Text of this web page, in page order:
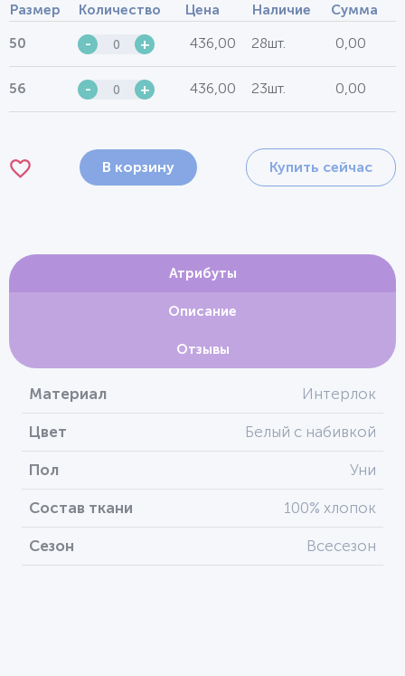
Размер Количество Цена Наличие Сумма
50 - + 436,00 28шт. 0,00
56 - + 436,00 23шт. 0,00
В корзину Купить сейчас
Атрибуты
Описание
Отзывы
Материал Интерлок
Цвет Белый с набивкой
Пол Уни
Состав ткани 100% хлопок
Сезон Всесезон